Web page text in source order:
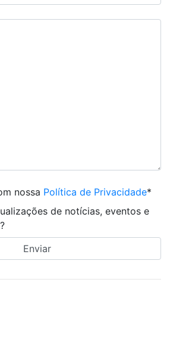
nossa Política de Privacidade*
de notícias, eventos e